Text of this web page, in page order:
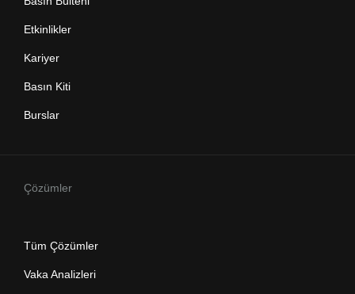
Etkinlikler
Kariyer
Basın Kiti
Burslar
Çözümler
Tüm Çözümler
Vaka Analizleri